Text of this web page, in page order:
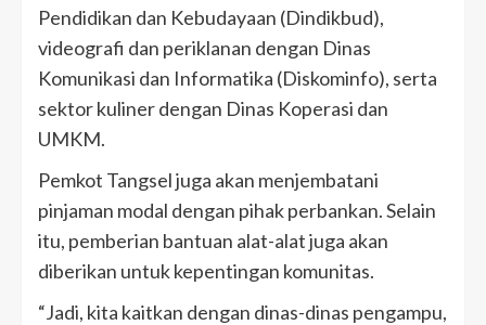
Pendidikan dan Kebudayaan (Dindikbud),
videografi dan periklanan dengan Dinas
Komunikasi dan Informatika (Diskominfo), serta
sektor kuliner dengan Dinas Koperasi dan
UMKM.
Pemkot Tangsel juga akan menjembatani
pinjaman modal dengan pihak perbankan. Selain
itu, pemberian bantuan alat-alat juga akan
diberikan untuk kepentingan komunitas.
“Jadi, kita kaitkan dengan dinas-dinas pengampu,